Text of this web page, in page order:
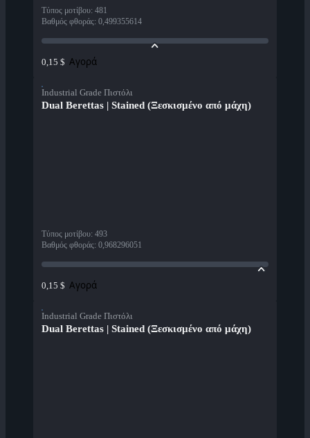
Τύπος μοτίβου: 481
Βαθμός φθοράς: 0,499355614
0,15 $ Αγορά
Industrial Grade Πιστόλι
Dual Berettas | Stained (Ξεσκισμένο από μάχη)
Τύπος μοτίβου: 493
Βαθμός φθοράς: 0,968296051
0,15 $ Αγορά
Industrial Grade Πιστόλι
Dual Berettas | Stained (Ξεσκισμένο από μάχη)